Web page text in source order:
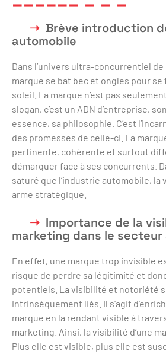
Brève introduction
automobile
Dans l’univers ultra-concurrentiel de
marque se bat bec et ongles pour se
soleil. La marque n’est pas
slogan, c’est un ADN d’entreprise,
essence, sa philosophie. C’est
des promesses de celle-ci. La
pertinente, cohérente et surtout
démarquer face à ses concurrents.
saturé que l’industrie automobile,
arme stratégique.
Importance de la
marketing dans le
En effet, une marque trop invisible
risque de perdre sa légitimité et
potentiels. La visibilité et notoriété
intrinsèquement liés. Il s’agit
marque en la rendant visible à
marketing. Ainsi, la visibilité d’une
Plus elle est visible, plus elle est